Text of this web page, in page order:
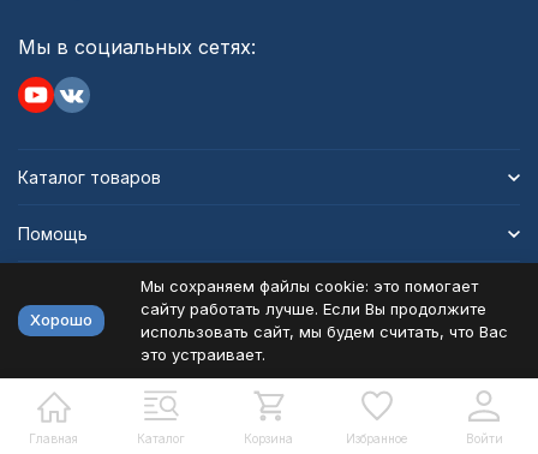
Главная Каталог Корзина Избранное Войти
Мы в социальных сетях:
Каталог товаров
Помощь
Политика персональных данных
Разработано в bodysite.ru
Хорошо
Мы сохраняем файлы cookie: это помогает
сайту работать лучше. Если Вы продолжите
использовать сайт, мы будем считать, что Вас
это устраивает.